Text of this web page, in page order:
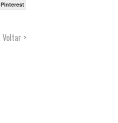
Pinterest
Voltar >